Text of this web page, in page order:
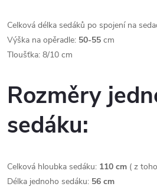
Celková délka sedáků po spojení na
Výška na opěradle: 50-55 cm
Tloušťka: 8/10 cm
Rozměry
sedáku:
Celková hloubka sedáku: 110 cm ( z
Délka jednoho sedáku: 56 cm